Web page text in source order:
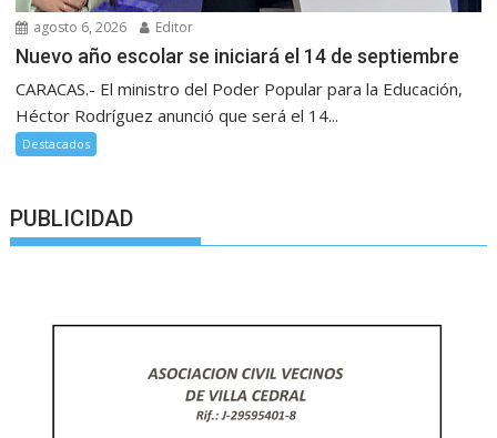
agosto 6, 2026 Editor
Nuevo año escolar se iniciará el 14 de septiembre
CARACAS.- El ministro del Poder Popular para la Educación,
Héctor Rodríguez anunció que será el 14...
Destacados
PUBLICIDAD